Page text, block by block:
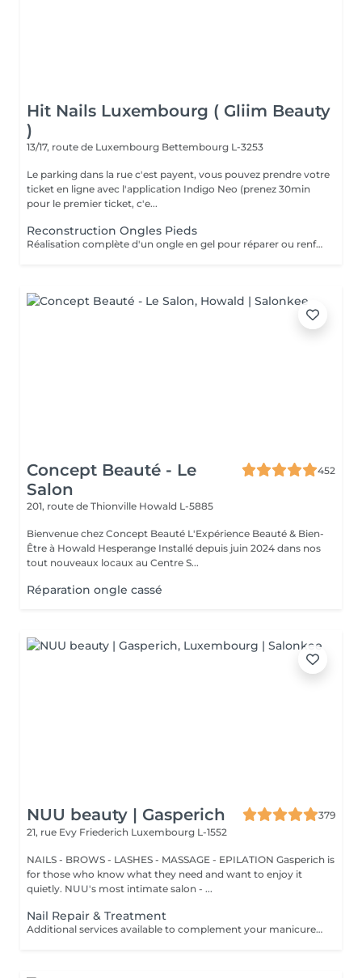
Hit Nails Luxembourg ( Gliim Beauty
)
13/17, route de Luxembourg Bettembourg L-3253
Le parking dans la rue c'est payent, vous pouvez prendre votre
ticket en ligne avec l'application Indigo Neo (prenez 30min
pour le premier ticket, c'e...
Reconstruction Ongles Pieds
Réalisation complète d'un ongle en gel pour réparer ou renforcer l'ongle naturel. Le service comprend la préparation de l'ongle, la reconstruction de sa structure, la mise en forme et une finition lisse, résistante et élégante.
Concept Beauté - Le
Salon
452
201, route de Thionville Howald L-5885
Bienvenue chez Concept Beauté L'Expérience Beauté & Bien-
Être à Howald Hesperange Installé depuis juin 2024 dans nos
tout nouveaux locaux au Centre S...
Réparation ongle cassé
NUU beauty | Gasperich
379
21, rue Evy Friederich Luxembourg L-1552
NAILS - BROWS - LASHES - MASSAGE - EPILATION Gasperich is
for those who know what they need and want to enjoy it
quietly. NUU's most intimate salon - ...
Nail Repair & Treatment
Additional services available to complement your manicure or as standalone treatments. Nail Repair per nail (during service) Minor repair of a single nail (small crack, local damage or broken nail). This option can be added multiple times if more than one nail requires repair. Charged at 3€ per nail for Manicure with Gel Polish services. Nail Repair per nail (walk-in) Repair of one nail without manicure or polish application. Suitable for clients booking a repair only. Onycholysis Treatment per nail Targeted care for nails affected by onycholysis. Performed without polish to support healthy nail recovery. IBX Nail Repair System Professional nail treatment designed to strengthen and restore natural nails. Can be booked alone or combined with gel removal for deeper repair. Gel Polish Removal Gentle and careful removal of gel polish.